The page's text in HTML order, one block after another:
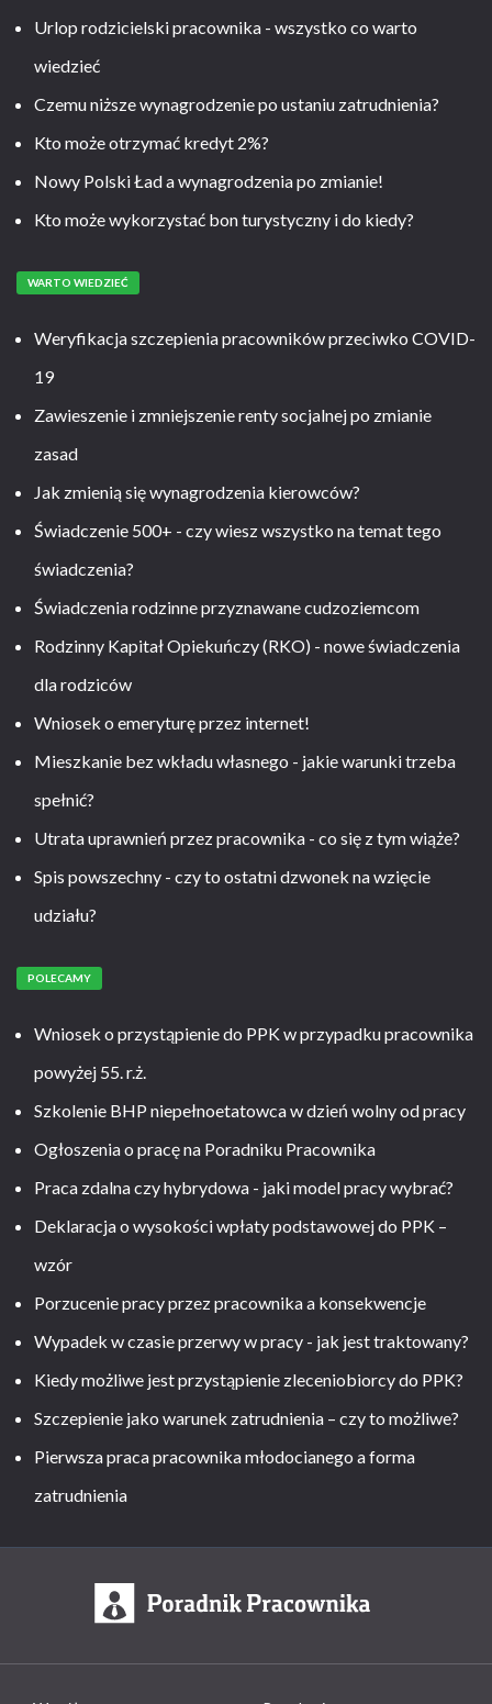
Urlop rodzicielski pracownika - wszystko co warto
wiedzieć
Czemu niższe wynagrodzenie po ustaniu zatrudnienia?
Kto może otrzymać kredyt 2%?
Nowy Polski Ład a wynagrodzenia po zmianie!
Kto może wykorzystać bon turystyczny i do kiedy?
WARTO WIEDZIEĆ
Weryfikacja szczepienia pracowników przeciwko COVID-
19
Zawieszenie i zmniejszenie renty socjalnej po zmianie
zasad
Jak zmienią się wynagrodzenia kierowców?
Świadczenie 500+ - czy wiesz wszystko na temat tego
świadczenia?
Świadczenia rodzinne przyznawane cudzoziemcom
Rodzinny Kapitał Opiekuńczy (RKO) - nowe świadczenia
dla rodziców
Wniosek o emeryturę przez internet!
Mieszkanie bez wkładu własnego - jakie warunki trzeba
spełnić?
Utrata uprawnień przez pracownika - co się z tym wiąże?
Spis powszechny - czy to ostatni dzwonek na wzięcie
udziału?
POLECAMY
Wniosek o przystąpienie do PPK w przypadku pracownika
powyżej 55. r.ż.
Szkolenie BHP niepełnoetatowca w dzień wolny od pracy
Ogłoszenia o pracę na Poradniku Pracownika
Praca zdalna czy hybrydowa - jaki model pracy wybrać?
Deklaracja o wysokości wpłaty podstawowej do PPK –
wzór
Porzucenie pracy przez pracownika a konsekwencje
Wypadek w czasie przerwy w pracy - jak jest traktowany?
Kiedy możliwe jest przystąpienie zleceniobiorcy do PPK?
Szczepienie jako warunek zatrudnienia – czy to możliwe?
Pierwsza praca pracownika młodocianego a forma
zatrudnienia